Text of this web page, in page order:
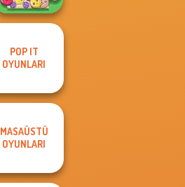
POP IT
OYUNLARI
MASAÜSTÜ
OYUNLARI